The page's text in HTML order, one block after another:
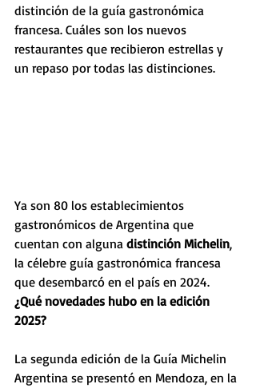
distinción de la guía gastronómica
francesa. Cuáles son los nuevos
restaurantes que recibieron estrellas y
un repaso por todas las distinciones.
Ya son 80 los establecimientos
gastronómicos de Argentina que
cuentan con alguna distinción Michelin,
la célebre guía gastronómica francesa
que desembarcó en el país en 2024.
¿Qué novedades hubo en la edición
2025?
La segunda edición de la Guía Michelin
Argentina se presentó en Mendoza, en la